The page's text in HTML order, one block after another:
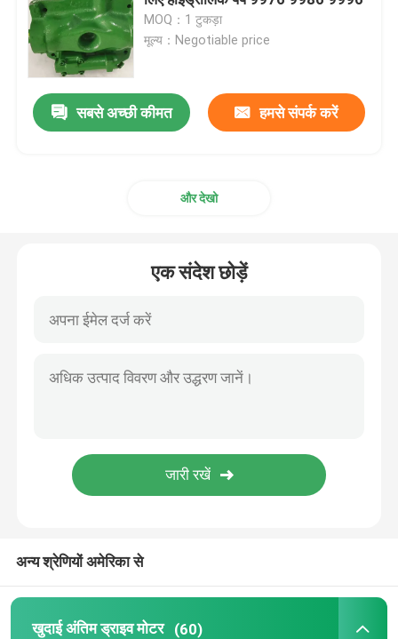
खुदाई यात्रा गियरबॉक्स
खुदाई करने वाला स्विंग रेड्यूसर
खुदाई करने वाले बिजली के पुर्जे
खुदाई करने वाला टर्बोचार्जर
हाइड्रोलिक गियर पंप
खुदाई करने वाले केबिन के हिस्से
MOQ：1 टुकड़ा
मूल्य：Negotiable price
सबसे अच्छी कीमत हमसे संपर्क करें
और देखो
एक संदेश छोड़ें
अन्य श्रेणियों अमेरिका से
खुदाई अंतिम ड्राइव मोटर (60)